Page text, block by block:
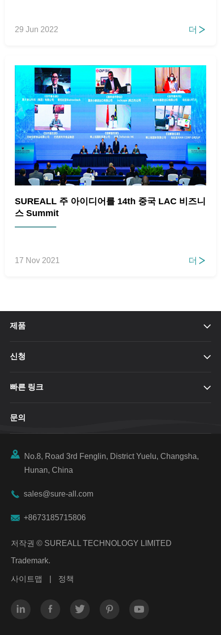
29 Jun 2022 더 
SUREALL 주 아이디어를 14th 중국 LAC 비즈니
스 Summit
17 Nov 2021 더 
제품 
신청 
빠른 링크 
문의

No.8, Road 3rd Fenglin, District Yuelu, Changsha,
Hunan, China
 sales@sure-all.com
 +8673185715806
저작권 © SUREALL TECHNOLOGY LIMITED
Trademark.
사이트맵 정책
    